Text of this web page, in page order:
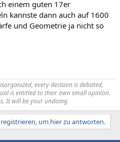
einem guten 17er
kannste dann auch auf 1600
und Geometrie ja nicht so
every decision is debated,
is entitled to their own small opinion.
It will be your undoing.
um hier zu antworten.